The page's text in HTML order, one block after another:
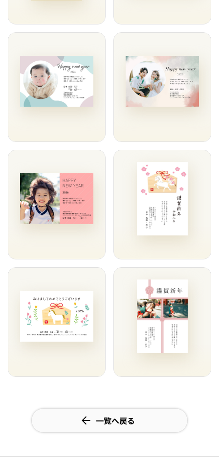
一覧へ戻る